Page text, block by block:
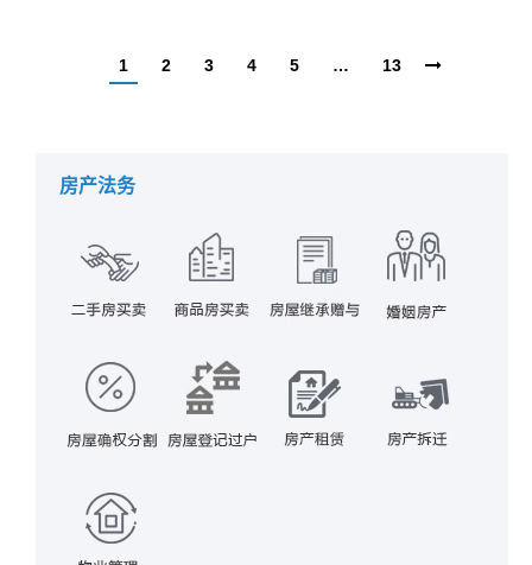
1 2 3 4 5 … 13
房产法务